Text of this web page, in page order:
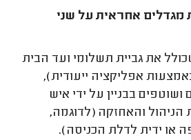
מגדלים אחראית על שני
את גביית תשלומי ועד הבית
באמצעות אפליקציה ייעודית),
ושוטפים בבניין על ידי איש
והאחזקה (לדוגמה,
או ידית לדלת הכניסה).